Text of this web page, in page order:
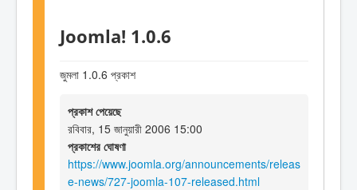
Joomla! 1.0.6
জুমলা 1.0.6 প্রকাশ
প্রকাশ পেয়েছে
রবিবার, 15 জানুয়ারী 2006 15:00
প্রকাশের ঘোষণা
https://www.joomla.org/announcements/releas
e-news/727-joomla-107-released.html